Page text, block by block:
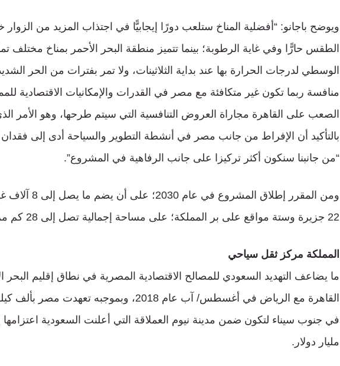
ويوضح باجانو: “أفضلية المناخ ستلعب دورًا إيجابيًّا في اجتذاب المزيد من
الطقس حارًّا وفي غاية الرطوبة؛ بينما تتميز منطقة البحر الأحمر بمناخ مختلف
الوسطي لدرجات الحرارة بها عند بداية الثلاثينات، ولا تمر بفترات من الحر
منافسة ربما تكون غير متكافئة مع مصر في القدرات والإمكانيات الاقتصادية
الصعب على القاهرة مجاراة العروض التنافسية التي سيتم طرحها، وهو الأمر
بالتأكيد أن الإفراط من جانب مصر في أنشطة التطوير والسياحة أدى إلى فقدان
“من جانبنا سنكون أكثر تركيزا على جانب الرفاهية في المشروع”.
ومن المقرر إطلاق
22 جزيرة وستة مواقع على بر المملكة؛ على مساحة إجمالية تصل إلى 28 كم مربعًا.
المملكة مركز ثقل سياحي
ما يضاعف التهديد السعودي للمصالح الاقتصادية المصرية في نطاق إقليم البحر
القاهرة مع الرياض في أغسطس/ آب عام 2018، وبموجبه
مليار دولار.